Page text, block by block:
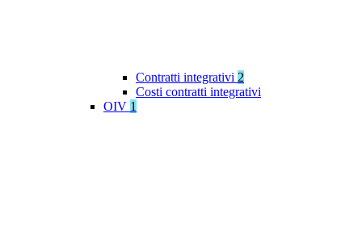
Contratti integrativi 2
Costi contratti integrativi
OIV 1